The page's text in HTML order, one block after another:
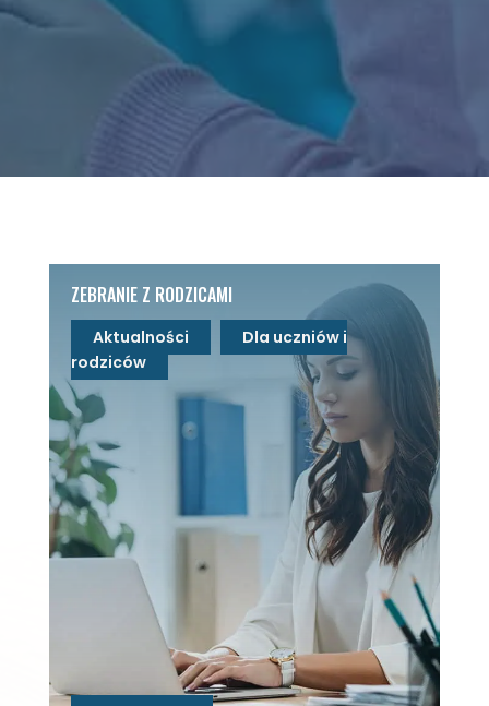
ZEBRANIE Z RODZICAMI
Aktualności
Dla uczniów i
rodziców